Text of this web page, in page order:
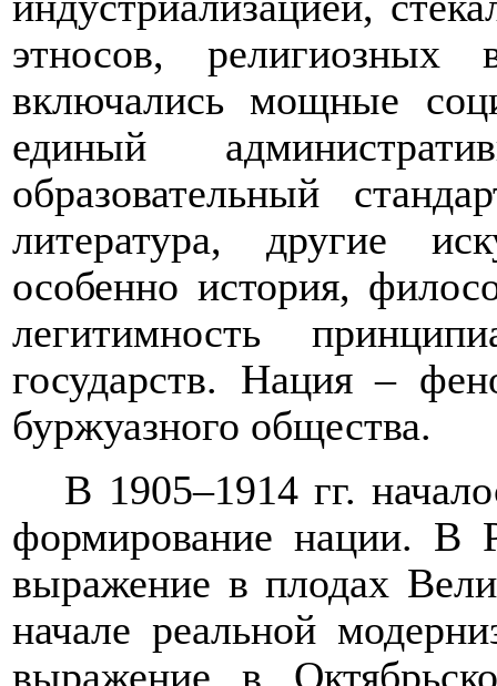
этносов,
включались мощные
единый
образовательный
литература, другие
особенно история,
легитимность
государств. Нация –
буржуазного общества.
В 1905–1914 гг.
формирование нации. В
выражение в плодах
начале реальной
выражение в